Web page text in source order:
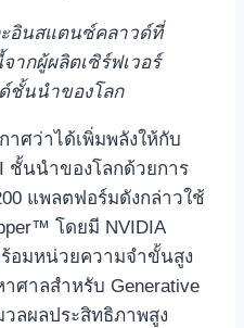
ะอินสแตนซ์คลาวด์ที่
ากผู้ผลิตเซิร์ฟเวอร์
ชั้นนำของโลก
าศว่าได้เพิ่มพลังให้กับ
ชั้นนำของโลกด้วยการ
แพลตฟอร์มดังกล่าวใช้
โดยมี NVIDIA
ร้อมหน่วยความจำขั้นสูง
ศาลสำหรับ Generative
วลผลประสิทธิภาพสูง